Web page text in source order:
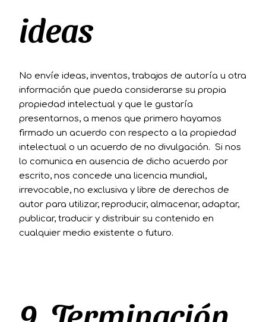
ideas
No envíe ideas, inventos, trabajos de autoría u otra
información que pueda considerarse su propia
propiedad intelectual y que le gustaría
presentarnos, a menos que primero hayamos
firmado un acuerdo con respecto a la propiedad
intelectual o un acuerdo de no divulgación. Si nos
lo comunica en ausencia de dicho acuerdo por
escrito, nos concede una licencia mundial,
irrevocable, no exclusiva y libre de derechos de
autor para utilizar, reproducir, almacenar, adaptar,
publicar, traducir y distribuir su contenido en
cualquier medio existente o futuro.
9. Terminación